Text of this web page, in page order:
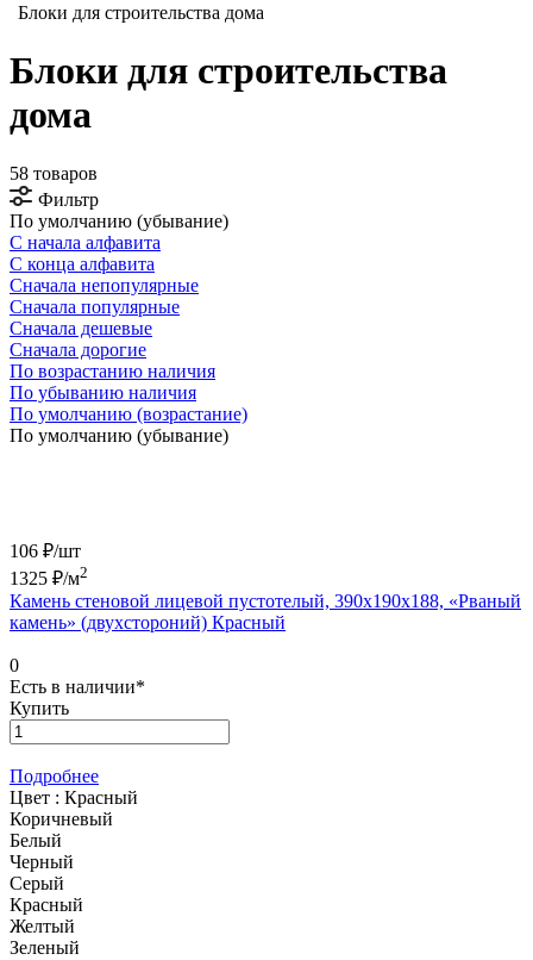
Блоки для строительства дома
Блоки для строительства
дома
58 товаров
Фильтр
По умолчанию (убывание)
С начала алфавита
С конца алфавита
Сначала непопулярные
Сначала популярные
Сначала дешевые
Сначала дорогие
По возрастанию наличия
По убыванию наличия
По умолчанию (возрастание)
По умолчанию (убывание)
106 ₽/шт
1325 ₽/м2
Камень стеновой лицевой пустотелый, 390х190х188, «Рваный
камень» (двухстороний) Красный
0
Есть в наличии*
Купить
Подробнее
Цвет : Красный
Коричневый
Белый
Черный
Серый
Красный
Желтый
Зеленый